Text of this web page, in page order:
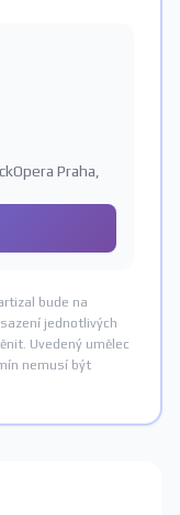
Praha,
bude na
jednotlivých
Uvedený umělec
nemusí být